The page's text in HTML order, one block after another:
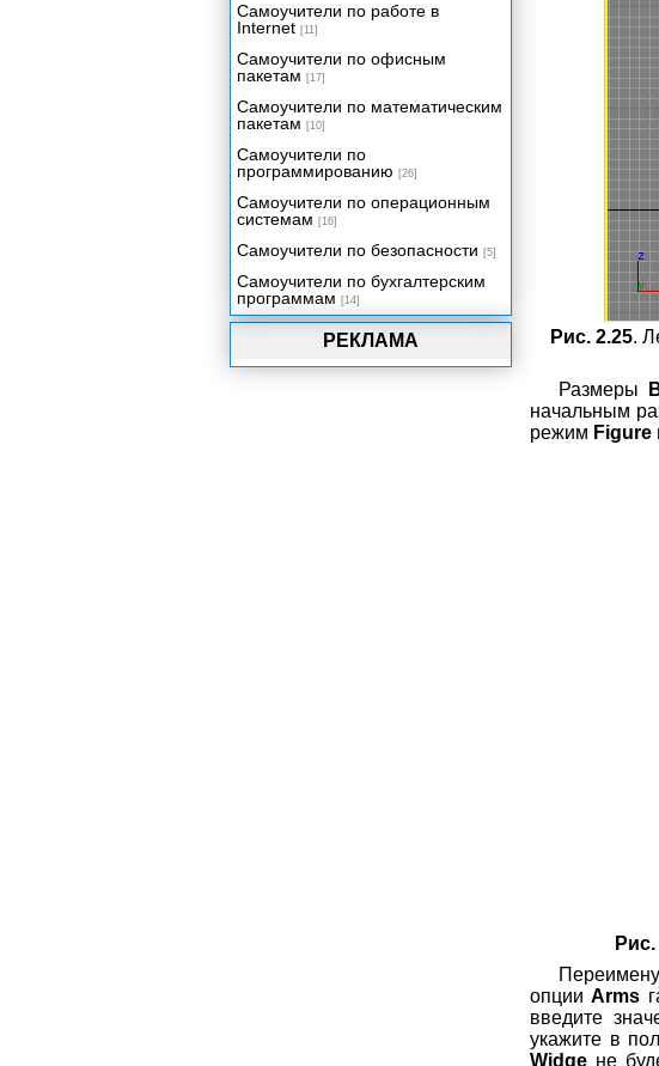
Рис. 2.25.
Размеры
начальным
режим Figure
Рис.
опцииArms
введите
укажите в
Widge не
РЕКЛАМА
помощью оболочек
Анимация на основе ключевых
Использование захвата движения
Сводим все вместе
Заключение
Самоучители по работе в
Internet [11]
Самоучители по офисным
пакетам [17]
Самоучители по математическим
пакетам [10]
Самоучители по
программированию [26]
Самоучители по операционным
системам [16]
Самоучители по безопасности [5]
Самоучители по бухгалтерским
программам [14]